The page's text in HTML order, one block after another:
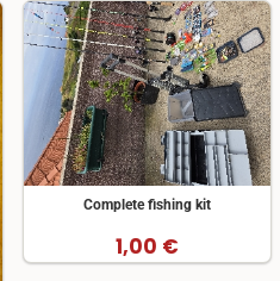
Complete fishing kit
1,00 €